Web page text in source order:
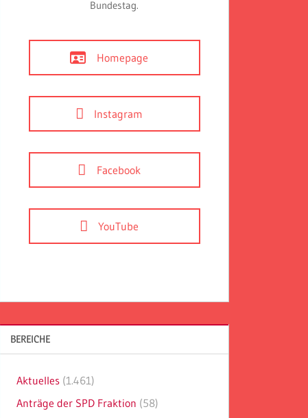
Bundestag.
Homepage
Instagram
Facebook
YouTube
BEREICHE
Aktuelles (1.461)
Anträge der SPD Fraktion (58)